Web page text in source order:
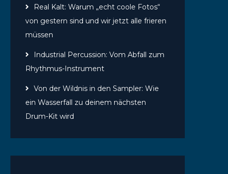
Real Kalt: Warum „echt coole Fotos“
von gestern sind und wir jetzt alle frieren
müssen
Industrial Percussion: Vom Abfall zum
Rhythmus-Instrument
Von der Wildnis in den Sampler: Wie
ein Wasserfall zu deinem nächsten
Drum-Kit wird